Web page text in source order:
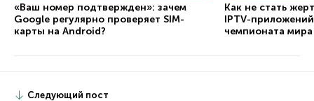
«Ваш номер подтвержден»: зачем
Google регулярно проверяет SIM-
карты на Android?
Как не стать
IPTV-
чемпионата
Следующий пост